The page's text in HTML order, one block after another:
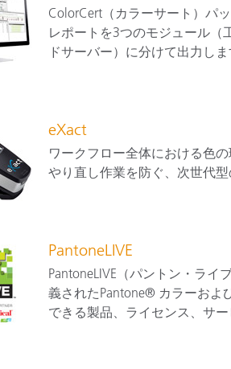
ColorCert（カラーサート）パ
レポートを3つのモジュール（
ドサーバー）に分けて出力しま
eXact
ワークフロー全体における色
やり直し作業を防ぐ、次世代
PantoneLIVE
PantoneLIVE（パントン・ラ
義されたPantone® カラーおよ
できる製品、ライセンス、サ